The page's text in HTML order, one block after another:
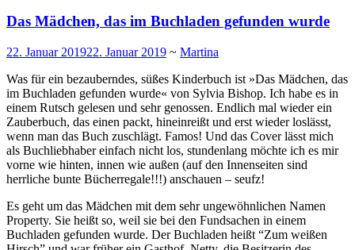
Das Mädchen, das im Buchladen gefunden wurde
22. Januar 201922. Januar 2019 ~ Martina
Was für ein bezauberndes, süßes Kinderbuch ist »Das Mädchen, das
im Buchladen gefunden wurde« von Sylvia Bishop. Ich habe es in
einem Rutsch gelesen und sehr genossen. Endlich mal wieder ein
Zauberbuch, das einen packt, hineinreißt und erst wieder loslässt,
wenn man das Buch zuschlägt. Famos! Und das Cover lässt mich
als Buchliebhaber einfach nicht los, stundenlang möchte ich es mir
vorne wie hinten, innen wie außen (auf den Innenseiten sind
herrliche bunte Bücherregale!!!) anschauen – seufz!
Es geht um das Mädchen mit dem sehr ungewöhnlichen Namen
Property. Sie heißt so, weil sie bei den Fundsachen in einem
Buchladen gefunden wurde. Der Buchladen heißt “Zum weißen